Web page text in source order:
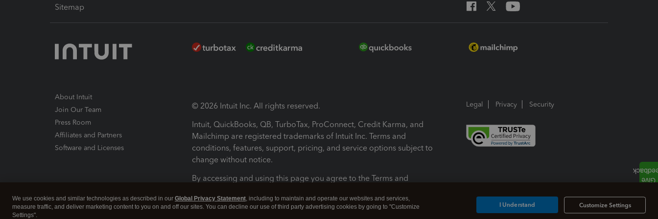
Sitemap
About Intuit
Join Our Team
Press Room
Affiliates and Partners
Software and Licenses
© 2026 Intuit Inc. All rights reserved.
Intuit, QuickBooks, QB, TurboTax, ProConnect, Credit Karma, and
Mailchimp are registered trademarks of Intuit Inc. Terms and
conditions, features, support, pricing, and service options subject to
change without notice.
By accessing and using this page you agree to the Terms and
Terms and Conditions About cookies Manage cookies
Legal Privacy Security
We use cookies and similar technologies as described in our Global Privacy Statement, including to maintain and operate our websites and services,
measure traffic, and deliver marketing content to you on and off our sites. You can decline our use of third party advertising cookies by going to "Customize
Settings".
Customize Settings
I Understand